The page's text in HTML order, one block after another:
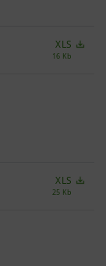
XLS
16 Kb
XLS
25 Kb